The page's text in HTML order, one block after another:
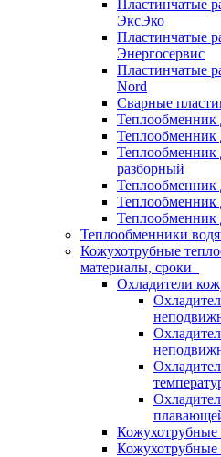
Пластинчатые
ЭксЭко
Пластинчатые
Энергосервис
Пластинчатые
Nord
Сварные
Теплообменник
разборный
Теплообменники
Кожухотрубные
материалы, сроки
Охладители